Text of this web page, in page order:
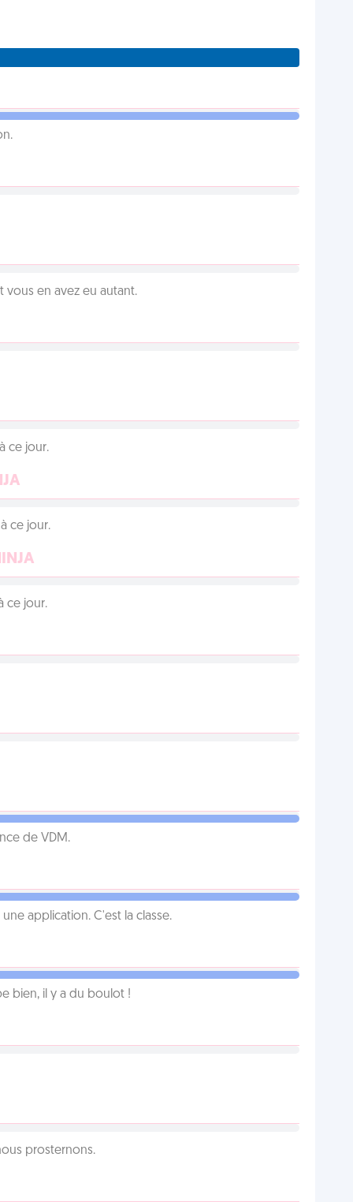
en avez eu autant.
ce jour.
ce jour.
ce jour.
de VDM.
application. C'est la classe.
bien, il y a du boulot !
prosternons.